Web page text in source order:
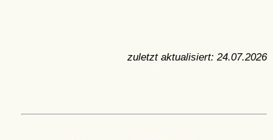
zuletzt aktualisiert: 24.07.2026